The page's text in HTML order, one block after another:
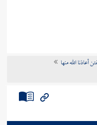
أعاذنا الله منها